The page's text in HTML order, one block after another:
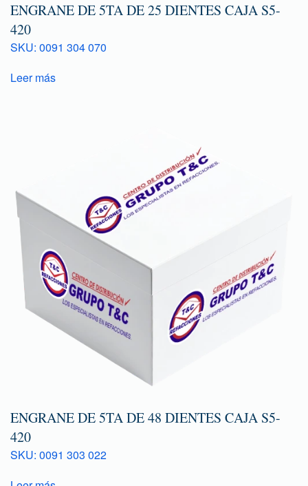
ENGRANE DE 5TA DE 25 DIENTES CAJA S5-
420
SKU: 0091 304 070
Leer más
ENGRANE DE 5TA DE 48 DIENTES CAJA S5-
420
SKU: 0091 303 022